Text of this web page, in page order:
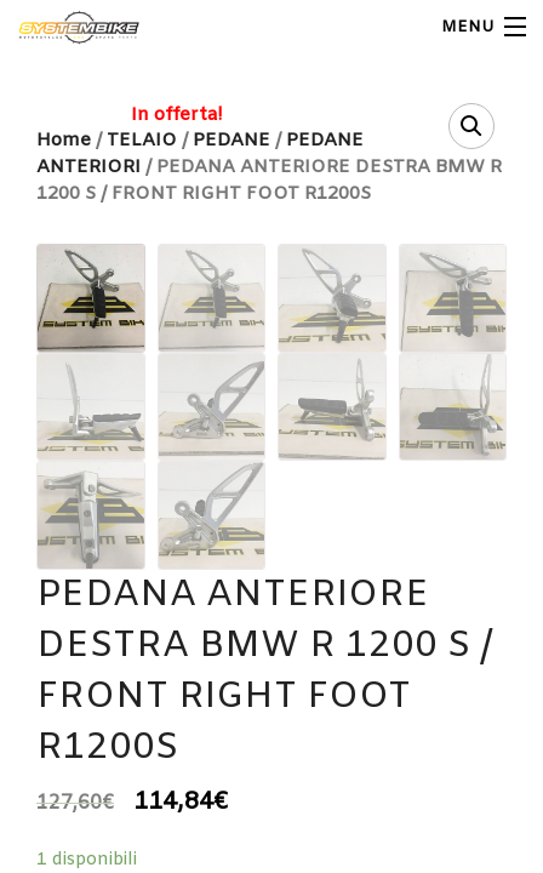
MENU
Home
Shop Ricambi
Note Generali
Carrello
Contatti
Home / TELAIO / PEDANE / PEDANE
ANTERIORI / PEDANA ANTERIORE DESTRA BMW R
1200 S / FRONT RIGHT FOOT R1200S
In offerta!
PEDANA ANTERIORE
DESTRA BMW R 1200 S /
FRONT RIGHT FOOT
R1200S
127,60€ 114,84€
1 disponibili